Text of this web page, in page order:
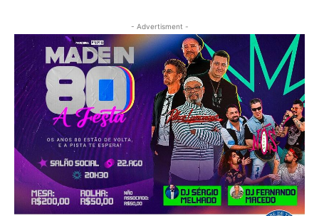
- Advertisment -